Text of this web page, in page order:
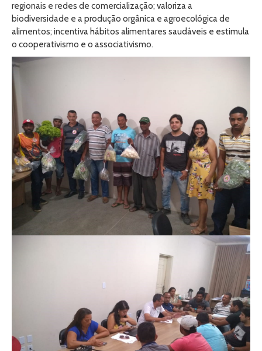
regionais e redes de comercialização; valoriza a
biodiversidade e a produção orgânica e agroecológica de
alimentos; incentiva hábitos alimentares saudáveis e estimula
o cooperativismo e o associativismo.